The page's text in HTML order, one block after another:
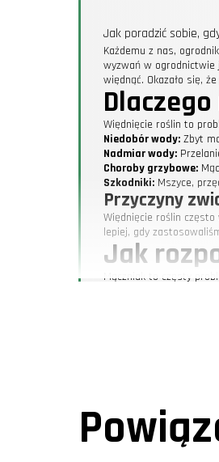
Jak poradzić sobie,
Każdemu z nas,
wyzwań w ogrodnictwie
więdnąć. Okazało się,
Więdnięcie roślin to
Niedobór wody: Zbyt
Nadmiar wody:
Choroby grzybowe:
Szkodniki: Mszyce,
Przyczyny
Więdnięcie roślin
lepiej, gdy
Jak
Mączniak to częsty
Usuwanie
Jak uniknąć
Zawsze sprawdzaj
Pamiętaj o